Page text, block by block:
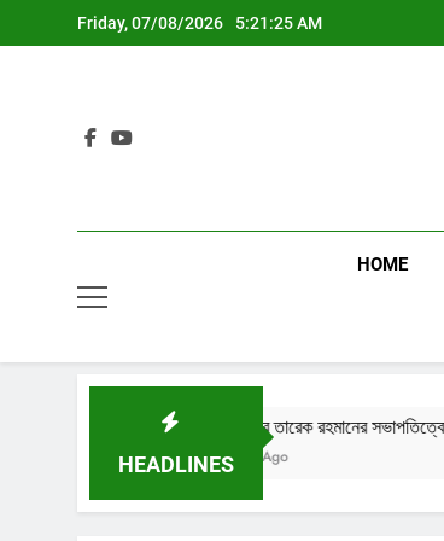
to
Friday, 07/08/2026 5:21:26 AM
HOME
HEADLINES
প্রধানমন্ত্রীর তারেক রহমানের সভাপতিত্বে সভা চলছে আজ
2 Months Ago